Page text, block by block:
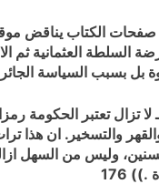
صفحات الكتاب يناقض
العثمانية ثم
بل بسبب السياسة
لا تزال تعتبر الحكومة
والتسخير. ان هذا
وليس من السهل
176